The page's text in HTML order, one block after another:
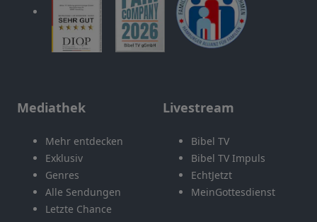
Mediathek
Mehr entdecken
Exklusiv
Genres
Alle Sendungen
Letzte Chance
Livestream
Bibel TV
Bibel TV Impuls
EchtJetzt
MeinGottesdienst